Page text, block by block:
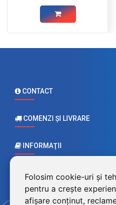
Folosim cookie-uri și
pentru a crește
afișare conținut,
CONTACT
COMENZI ŞI LIVRARE
INFORMAŢII
CONTUL MEU